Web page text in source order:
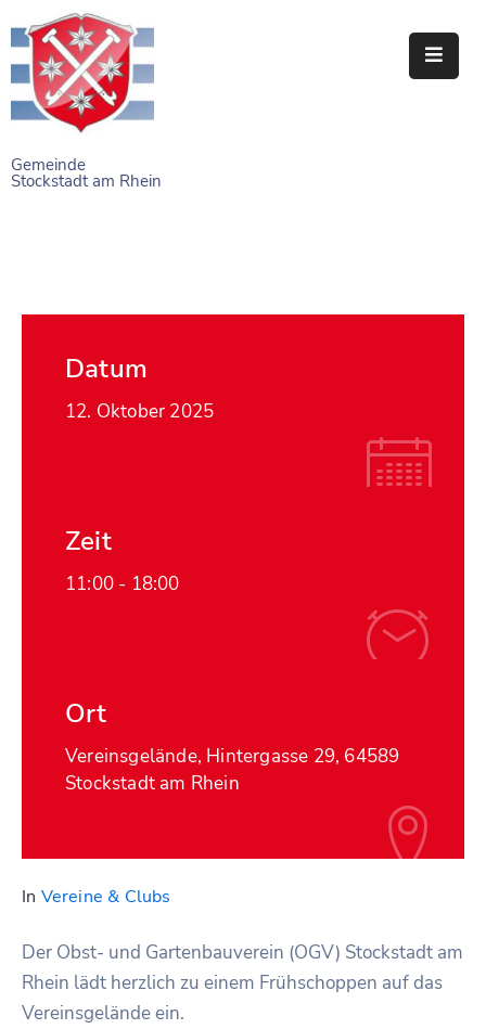
Gemeinde
Stockstadt am Rhein
STARTSEITE
BÜRGERSERVICE
Datum
12. Oktober 2025
Zeit
11:00 - 18:00
Ort
Vereinsgelände, Hintergasse 29, 64589
Stockstadt am Rhein
In Vereine & Clubs
Der Obst- und Gartenbauverein (OGV) Stockstadt am
Rhein lädt herzlich zu einem Frühschoppen auf das
Vereinsgelände ein.